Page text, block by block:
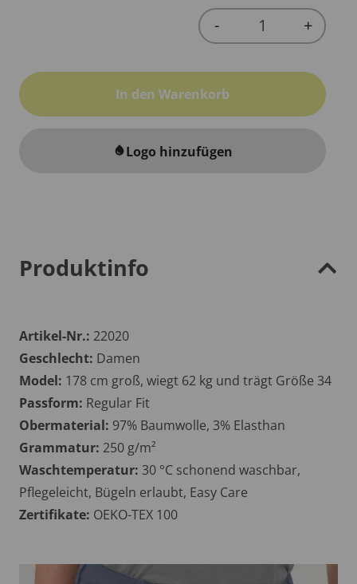
Quantity
- +
In den Warenkorb
water_dropLogo hinzufügen
Produktinfo
Artikel-Nr.: 22020
Geschlecht: Damen
Model: 178 cm groß, wiegt 62 kg und trägt Größe 34
Passform: Regular Fit
Obermaterial: 97% Baumwolle, 3% Elasthan
Grammatur: 250 g/m²
Waschtemperatur: 30 °C schonend waschbar,
Pflegeleicht, Bügeln erlaubt, Easy Care
Zertifikate: OEKO-TEX 100